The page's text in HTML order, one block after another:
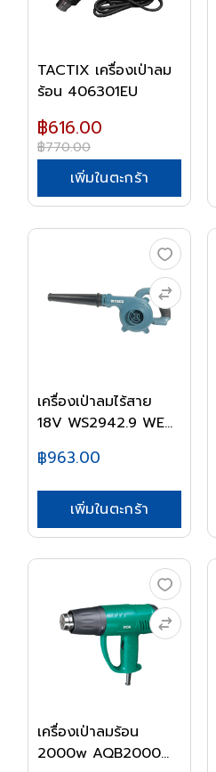
TACTIX เครื่องเป่าลม
ร้อน 406301EU
฿616.00
฿770.00
เพิ่มในตะกร้า
เครื่องเป่าลมไร้สาย
18V WS2942.9 WE...
฿963.00
เพิ่มในตะกร้า
เครื่องเป่าลมร้อน
2000w AQB2000